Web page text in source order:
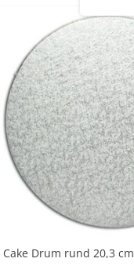
Cake Drum rund 20,3 cm